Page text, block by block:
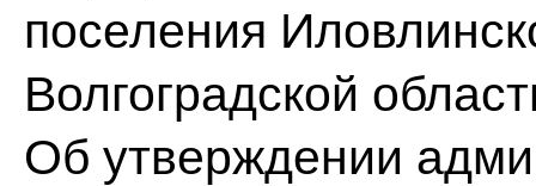
поселения
Волгоградской
Об утверждении